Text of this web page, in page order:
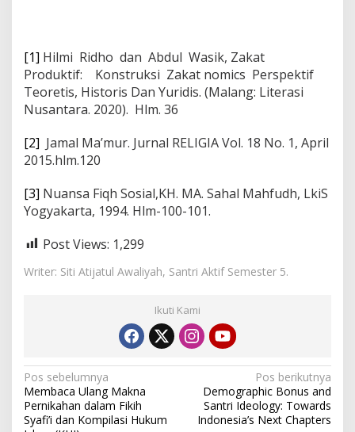
[1] Hilmi Ridho dan Abdul Wasik, Zakat
Produktif: Konstruksi Zakat nomics Perspektif
Teoretis, Historis Dan Yuridis. (Malang: Literasi
Nusantara. 2020). Hlm. 36
[2] Jamal Ma’mur. Jurnal RELIGIA Vol. 18 No. 1, April
2015.hlm.120
[3] Nuansa Fiqh Sosial,KH. MA. Sahal Mahfudh, LkiS
Yogyakarta, 1994. Hlm-100-101.
Post Views: 1,299
Writer: Siti Atijatul Awaliyah, Santri Aktif Semester 5.
Ikuti Kami
N
a
v
Pos sebelumnya
Membaca Ulang Makna
Pernikahan dalam Fikih
Syafi’i dan Kompilasi Hukum
Pos berikutnya
Demographic Bonus and
Santri Ideology: Towards
Indonesia’s Next Chapters